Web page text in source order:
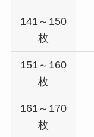
141～150
枚
151～160
枚
161～170
枚